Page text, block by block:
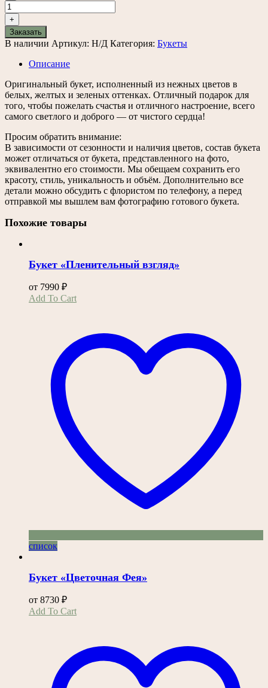
Количество
товара
Букет
«Солнечный»
+
Заказать
В наличии Артикул: Н/Д Категория: Букеты
Описание
Оригинальный букет, исполненный из нежных цветов в
белых, желтых и зеленых оттенках. Отличный подарок для
того, чтобы пожелать счастья и отличного настроение, всего
самого светлого и доброго — от чистого сердца!
Просим обратить внимание:
В зависимости от сезонности и наличия цветов, состав букета
может отличаться от букета, представленного на фото,
эквивалентно его стоимости. Мы обещаем сохранить его
красоту, стиль, уникальность и объём. Дополнительно все
детали можно обсудить с флористом по телефону, а перед
отправкой мы вышлем вам фотографию готового букета.
Похожие товары
Букет «Пленительный взгляд»
от 7990 ₽
Add To CartЭтот
вариаций.
Опции
можно
список
Букет «Цветочная Фея»
от 8730 ₽
Add To CartЭтот
вариаций.
Опции
можно